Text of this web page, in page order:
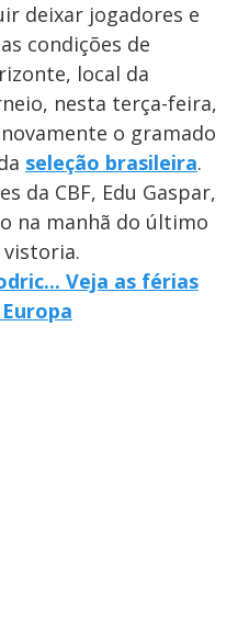
deixar jogadores e
condições de
local da
nesta terça-feira,
o gramado
seleção brasileira.
da CBF, Edu Gaspar,
na manhã do último
Veja as férias